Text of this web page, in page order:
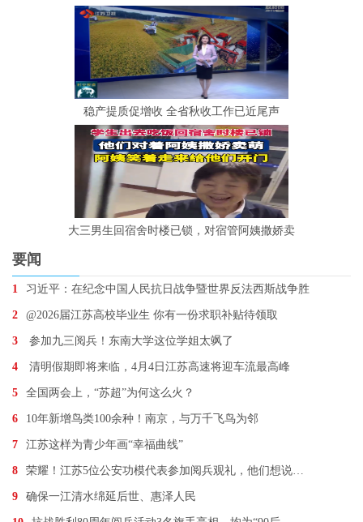
稳产提质促增收 全省秋收工作已近尾声
大三男生回宿舍时楼已锁，对宿管阿姨撒娇卖
要闻
1 习近平：在纪念中国人民抗日战争暨世界反法西斯战争胜
2 @2026届江苏高校毕业生 你有一份求职补贴待领取
3 参加九三阅兵！东南大学这位学姐太飒了
4 清明假期即将来临，4月4日江苏高速将迎车流最高峰
5 全国两会上，“苏超”为何这么火？
6 10年新增鸟类100余种！南京，与万千飞鸟为邻
7 江苏这样为青少年画“幸福曲线”
8 荣耀！江苏5位公安功模代表参加阅兵观礼，他们想说…
9 确保一江清水绵延后世、惠泽人民